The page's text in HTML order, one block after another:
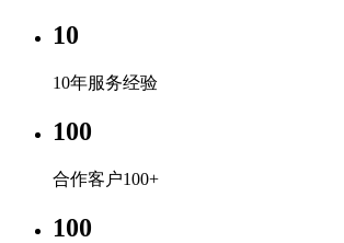
10
10年服务经验
100
合作客户100+
100